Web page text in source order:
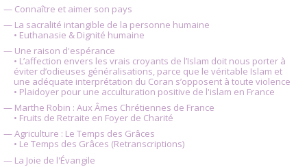
— Connaître et aimer son pays
— La sacralité intangible de la personne humaine
• Euthanasie & Dignité humaine
— Une raison d'espérance
• L’affection envers les vrais croyants de l’Islam doit nous porter à
éviter d’odieuses généralisations, parce que le véritable Islam et
une adéquate interprétation du Coran s’opposent à toute violence
• Plaidoyer pour une acculturation positive de l'islam en France
— Marthe Robin : Aux Âmes Chrétiennes de France
• Fruits de Retraite en Foyer de Charité
— Agriculture : Le Temps des Grâces
• Le Temps des Grâces (Retranscriptions)
— La Joie de l'Évangile